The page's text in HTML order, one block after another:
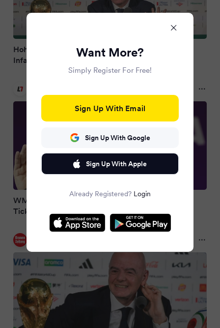
Hohe Ticketpreise & Visa-Affäre: FIFA-Präsident
Infantino äußert sich
WM 2026: FIFA-Chef Infantino verteidigt hohe
Ticketpreise
Want More?
Simply Register For Free!
Sign Up With Email
Sign Up With Google
Sign Up With Apple
Already Registered? Login